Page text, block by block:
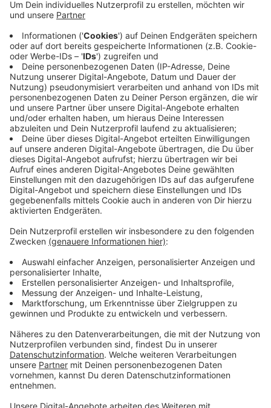
Montag – Freitag (tagsüber) (Eingleisiger Betrieb)
RB 48: Ausfall zwischen Köln Hbf und Bonn-Mehlem
in beiden Richtungen
RE 5 (RRX): Haltausfall Köln Süd Richtung Bonn
RB 26, RE 22, RB 24: Haltausfall Köln West und Köln
Süd Richtung Euskirchen
RE 12, RE 22, RB 24: Ausfall einzelner Züge
Montag – Freitag (21 – 5 Uhr) sowie ganztägig an den
Wochenenden (Streckensperrung zwischen Köln und
Brühl)
RE 5 (RRX): Ausfall zwischen Köln Hbf und Bonn Hbf
RB 26: Ausfall zwischen Köln-Dellbrück/Köln/Bonn
RB 48: Ausfall zwischen Köln Hbf und Bonn-Mehlem
RE 22, RB 24: Ausfall zwischen Köln und Hürth-
Kalscheuren